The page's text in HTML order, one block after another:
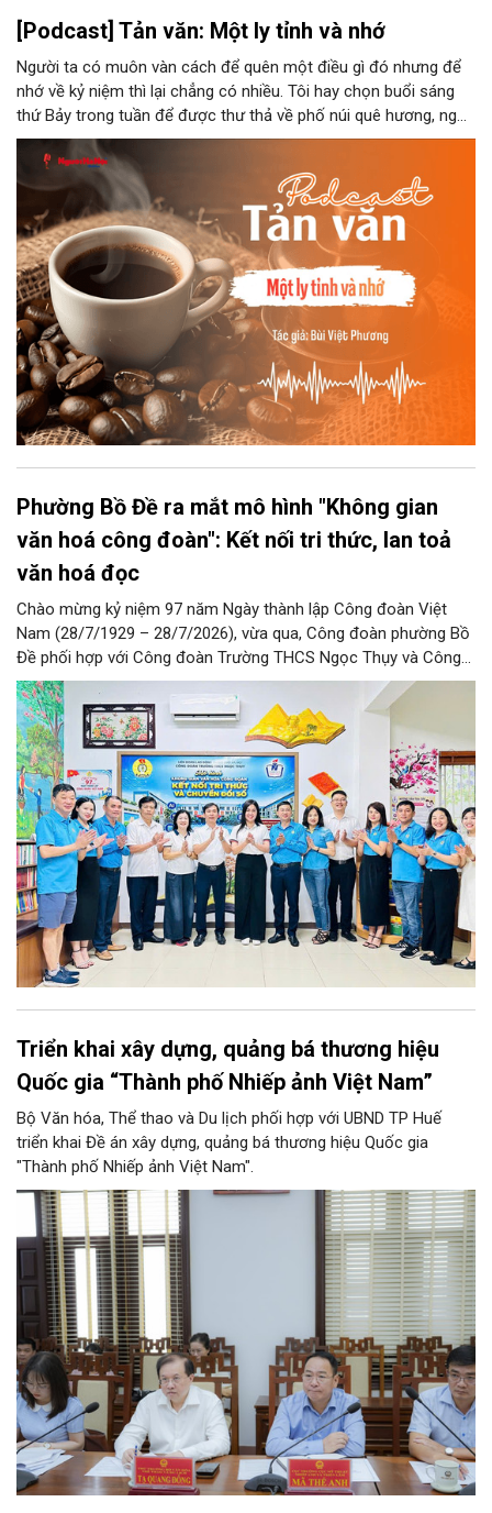
[Podcast] Tản văn: Một ly tỉnh và nhớ
Người ta có muôn vàn cách để quên một điều gì đó nhưng để
nhớ về kỷ niệm thì lại chẳng có nhiều. Tôi hay chọn buổi sáng
thứ Bảy trong tuần để được thư thả về phố núi quê hương, ngồi
đợi giọt đắng của đất đai, mưa nắng điểm từng nhịp xuống
chiếc ly sứ như đợi thời gian mở cánh cửa diệu kì của mình.
Phường Bồ Đề ra mắt mô hình "Không gian
văn hoá công đoàn": Kết nối tri thức, lan toả
văn hoá đọc
Chào mừng kỷ niệm 97 năm Ngày thành lập Công đoàn Việt
Nam (28/7/1929 – 28/7/2026), vừa qua, Công đoàn phường Bồ
Đề phối hợp với Công đoàn Trường THCS Ngọc Thụy và Công
đoàn Trường Tiểu học Ái Mộ B tổ chức Lễ ra mắt Mô hình
“Không gian văn hóa công đoàn”.
Triển khai xây dựng, quảng bá thương hiệu
Quốc gia “Thành phố Nhiếp ảnh Việt Nam”
Bộ Văn hóa, Thể thao và Du lịch phối hợp với UBND TP Huế
triển khai Đề án xây dựng, quảng bá thương hiệu Quốc gia
"Thành phố Nhiếp ảnh Việt Nam".